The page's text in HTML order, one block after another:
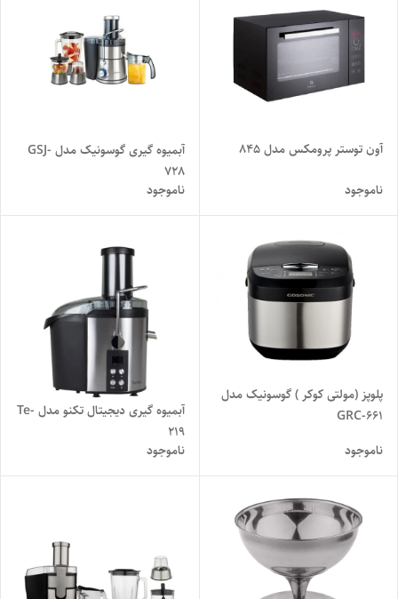
آون توستر پرومکس مدل 845
ناموجود
آبمیوه گیری گوسونیک مدل GSJ-
728
ناموجود
پلوپز (مولتی کوکر ) گوسونیک مدل
GRC-661
ناموجود
آبمیوه گیری دیجیتال تکنو مدل Te-
219
ناموجود